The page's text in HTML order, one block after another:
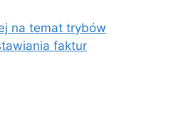
na temat trybów
faktur